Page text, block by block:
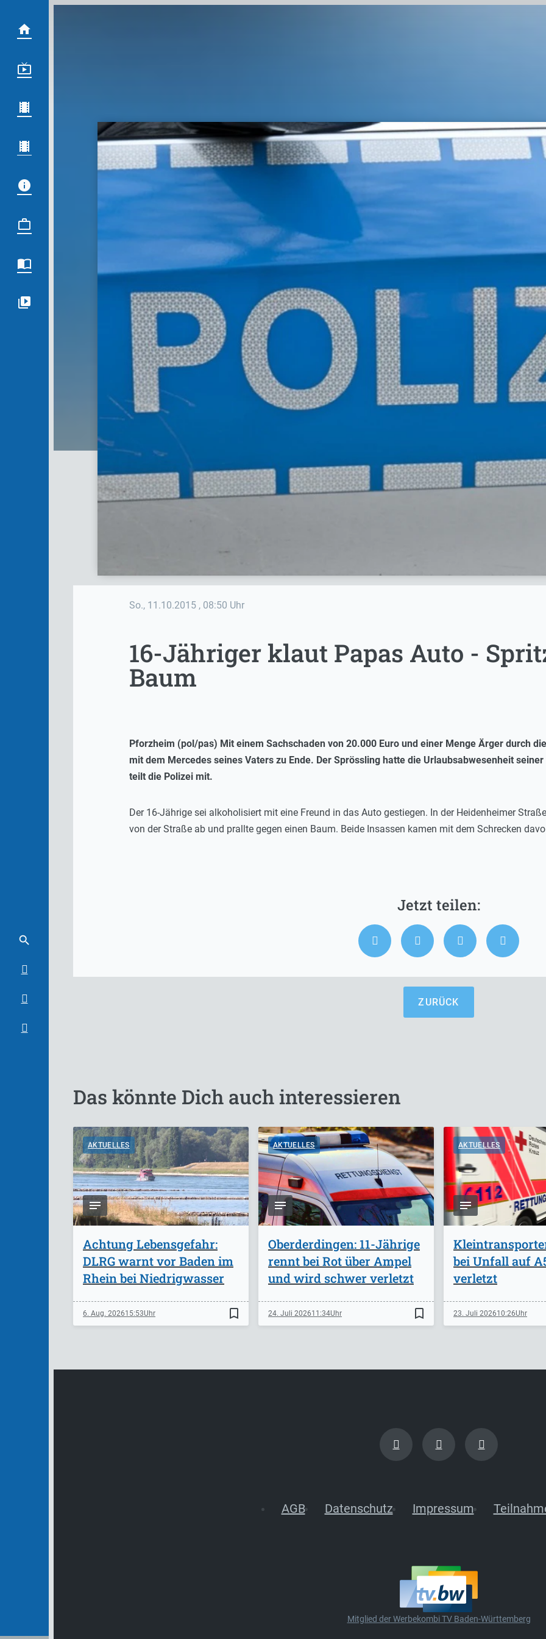
So., 11.10.2015 , 08:50 Uhr
16-Jähriger klaut Papas Auto -
Baum
Pforzheim (pol/pas) Mit einem Sachschaden von 20.000 Euro und einer Menge Ärger durch
mit dem Mercedes seines Vaters zu Ende. Der Sprössling hatte die Urlaubsabwesenheit
teilt die Polizei mit.
Der 16-Jährige sei alkoholisiert mit eine Freund in das Auto gestiegen. In der Heidenheimer
von der Straße ab und prallte gegen einen Baum. Beide Insassen kamen mit dem Schrecken
ZURÜCK
Das könnte Dich auch interessieren
AKTUELLES
Achtung Lebensgefahr:
DLRG warnt vor Baden im
Rhein bei Niedrigwasser
6. Aug. 202615:53 bookmark_border
AKTUELLES
Oberderdingen: 11-Jährige
rennt bei Rot über Ampel
und wird schwer verletzt
24. Juli 202611:34 bookmark_border
AKTUELLES
bei Unfall auf
verletzt
23. Juli 202610:26
AGB Datenschutz Impressum
Mitglied der Werbekombi TV Baden-Württemberg